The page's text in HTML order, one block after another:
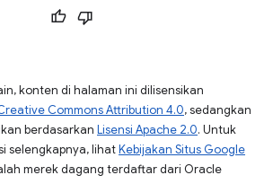
konten di halaman ini dilisensikan
Commons Attribution 4.0, sedangkan
berdasarkan Lisensi Apache 2.0. Untuk
selengkapnya, lihatKebijakan Situs Google
merek dagang terdaftar dari Oracle